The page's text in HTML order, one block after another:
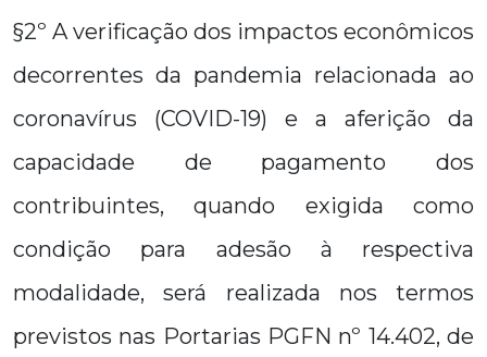
§2º A verificação dos impactos econômicos
decorrentes da pandemia relacionada ao
coronavírus (COVID-19) e a aferição da
capacidade de pagamento dos
contribuintes, quando exigida como
condição para adesão à respectiva
modalidade, será realizada nos termos
previstos nas Portarias PGFN nº 14.402, de